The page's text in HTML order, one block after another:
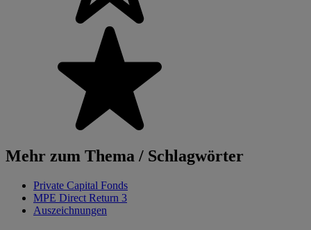
Mehr zum Thema / Schlagwörter
Private Capital Fonds
MPE Direct Return 3
Auszeichnungen